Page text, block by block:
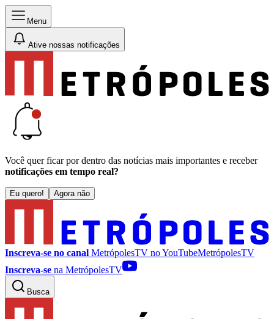
Menu
Ative nossas notificações
Você quer ficar por dentro das notícias mais importantes e receber
notificações em tempo real?
Eu quero! Agora não
Inscreva-se no canal MetrópolesTV noYouTubeMetrópolesTV
Inscreva-se na MetrópolesTV
Busca